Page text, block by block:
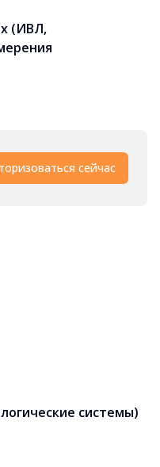
(ИВЛ,
сейчас
системы)